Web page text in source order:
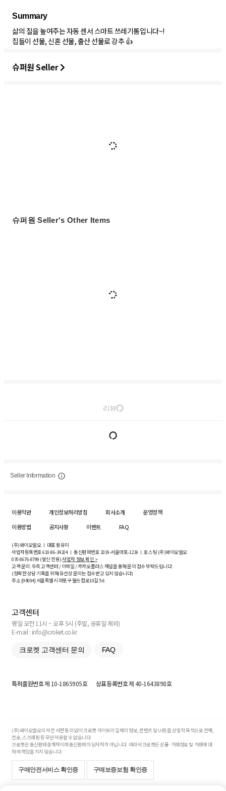
Summary
삶의 질을 높여주는 자동 센서 스마트 쓰레기통입니다~!
집들이 선물, 신혼 선물, 출산 선물로 강추 👍
슈퍼원 Seller
슈퍼원 Seller's Other Items
리뷰
Seller Information
이용약관 개인정보처리방침 회사소개
운영정책
이용방법
공지사항 이벤트 FAQ
(주)와이오엘오 ㅣ 대표 황유미
사업자등록번호610-86-34204ㅣ 통신판매번호 2019-서울마포-1239 ㅣ 호스팅 (주)와이오엘오
070-8676-8799 (발신 전용)사업자 정보 확인 >
고객 문의: 우측 고객센터 / 이메일 / 카카오플러스 채널을 통해 문의 접수 부탁드립니다.
(정확한 상담 기록을 위해 유선상 문의는 접수받고 있지 않습니다)
주소 [04004] 서울특별시 마포구 월드컵로10길5-6
고객센터
평일 오전 11시 ~ 오후 5시 (주말, 공휴일 제외)
E-mail : info@croket.co.kr
크로켓 고객센터 문의 FAQ
특허출원번호제 10-1865905호 상표등록번호제 40-1643898호
(주)와이오엘오의 사전 서면 동의 없이 크로켓 사이트의 일체의 정보, 콘텐츠 및 UI등을 상업적 목적으로 전재,
전송, 스크래핑 등 무단 사용할 수 없습니다.
크로켓은 통신판매중개자이며 통신판매의 당사자가 아닙니다. 따라서 크로켓은 상품·거래정보 및 거래에 대
하여 책임을 지지 않습니다.
구매안전서비스 확인증 구매보증보험 확인증